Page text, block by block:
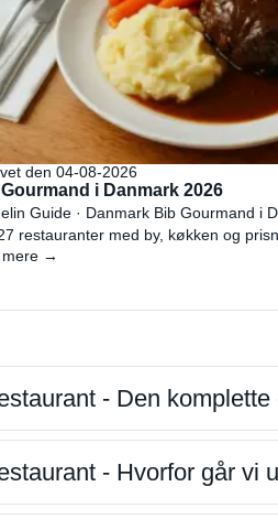
den 04-08-2026
i Danmark 2026
Guide · Danmark Bib Gourmand i
restauranter med by, køkken og
→
- Den
- Hvorfor går vi